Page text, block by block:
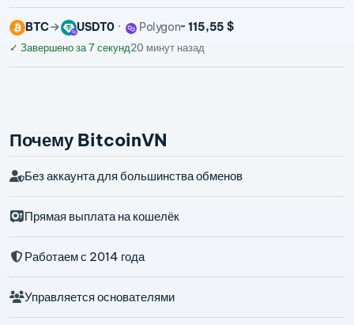
BTC USDT0 Polygon~ 115,55 $
✓ Завершено за 7 секунд20 минут назад
Почему BitcoinVN
Без аккаунта для большинства обменов
Прямая выплата на кошелёк
Работаем с 2014 года
Управляется основателями